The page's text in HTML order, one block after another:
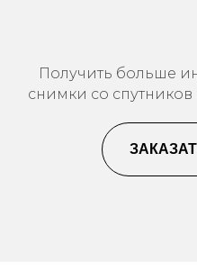
Получить больше
снимки со